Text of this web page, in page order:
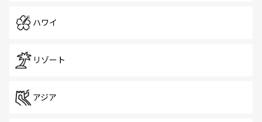
ハワイ
リゾート
アジア